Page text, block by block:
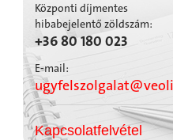
Központi díjmentes
hibabejelentő zöldszám:
+36 80 180 023
E-mail:
Kapcsolatfelvétel